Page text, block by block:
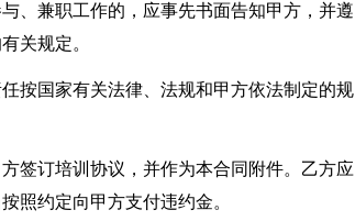
、兼职工作的，应事先书面告知甲方，并遵
关规定。
按国家有关法律、法规和甲方依法制定的规
签订培训协议，并作为本合同附件。乙方应
照约定向甲方支付违约金。